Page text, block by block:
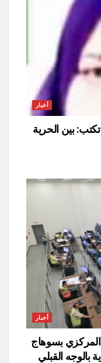
أخبار
بين الحرية
أخبار
بسوهاج
بالوجه القبلي